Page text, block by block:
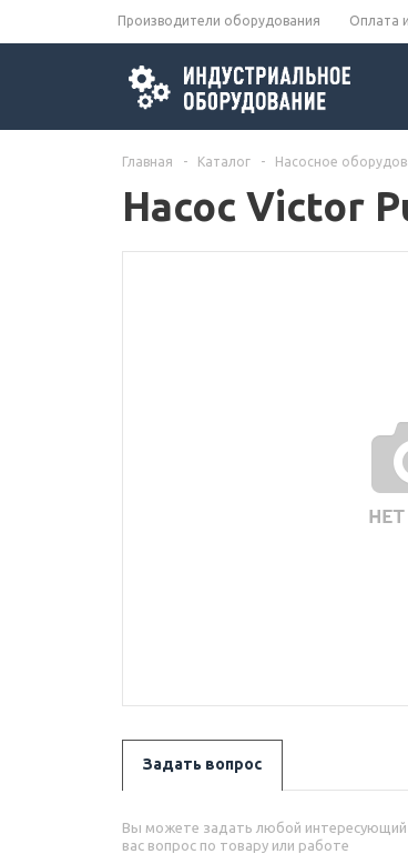
Производители оборудования Оплата
Главная - Каталог - Насосное
Насос Victor
Задать вопрос
Вы можете задать любой интересующий
вас вопрос по товару или работе